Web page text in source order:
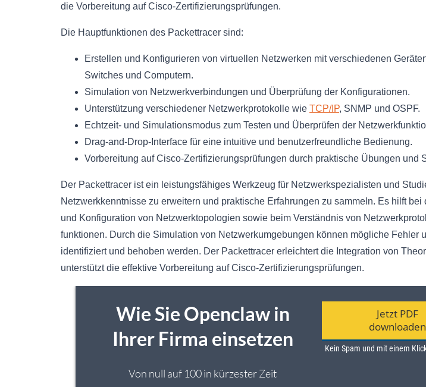
die Vorbereitung auf Cisco-Zertifizierungsprüfungen.
Die Hauptfunktionen des Packettracer sind:
Erstellen und Konfigurieren von virtuellen Netzwerken mit verschiedenen
Switches und Computern.
Simulation von Netzwerkverbindungen und Überprüfung der Konfigurationen.
Unterstützung verschiedener Netzwerkprotokolle wie TCP/IP, SNMP und OSPF.
Echtzeit- und Simulationsmodus zum Testen und Überprüfen der
Drag-and-Drop-Interface für eine intuitive und benutzerfreundliche Bedienung.
Vorbereitung auf Cisco-Zertifizierungsprüfungen durch praktische Übungen und
Der Packettracer ist ein leistungsfähiges Werkzeug für Netzwerkspezialisten und
Netzwerkkenntnisse zu erweitern und praktische Erfahrungen zu sammeln. Es hilft bei
und Konfiguration von Netzwerktopologien sowie beim Verständnis von
funktionen. Durch die Simulation von Netzwerkumgebungen können mögliche Fehler
identifiziert und behoben werden. Der Packettracer erleichtert die Integration von
unterstützt die effektive Vorbereitung auf Cisco-Zertifizierungsprüfungen.